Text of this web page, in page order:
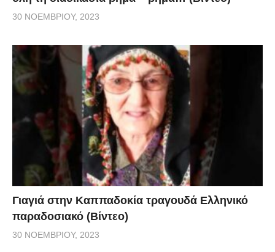
30 ΝΟΕΜΒΡΊΟΥ, 2023
Γιαγιά στην Καππαδοκία τραγουδά Ελληνικό
παραδοσιακό (Βίντεο)
30 ΝΟΕΜΒΡΊΟΥ, 2023